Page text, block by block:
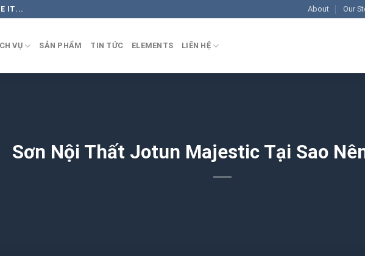
IT... About Our
VỤ SẢN PHẨM TIN TỨC ELEMENTS LIÊN HỆ
Sơn Nội Thất Jotun Majestic Tại Sao